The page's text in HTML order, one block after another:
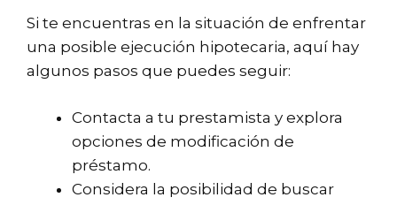
Si te encuentras en la situación de enfrentar
una posible ejecución hipotecaria, aquí hay
algunos pasos que puedes seguir:
Contacta a tu prestamista y explora
opciones de modificación de
préstamo.
Considera la posibilidad de buscar